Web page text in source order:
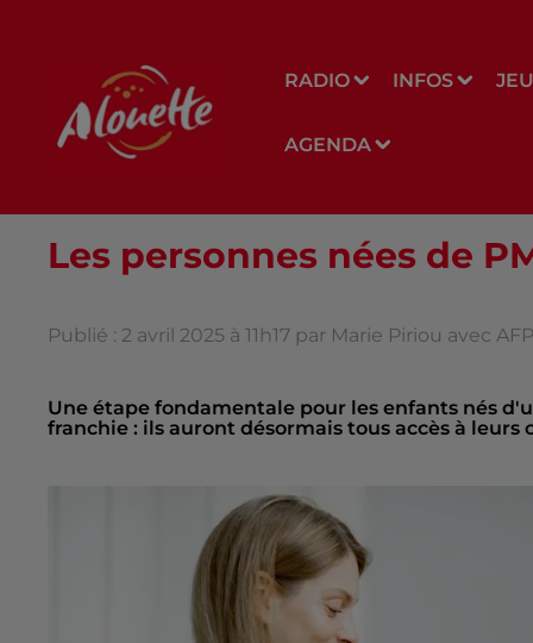
RADIO INFOS
AGENDA
Les personnes nées de
Publié : 2 avril 2025 à 11h17 par Marie Piriou avec AFP
Une étape fondamentale pour les enfants nés
franchie : ils auront désormais tous accès à leurs